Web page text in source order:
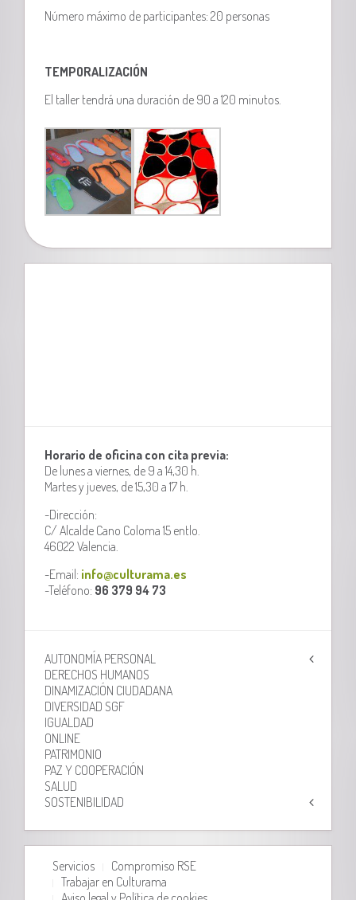
Número máximo de participantes: 20 personas
TEMPORALIZACIÓN
El taller tendrá una duración de 90 a 120 minutos.
Horario de oficina con cita previa:
De lunes a viernes, de 9 a 14,30 h.
Martes y jueves, de 15,30 a 17 h.
-Dirección:
C/ Alcalde Cano Coloma 15 entlo.
46022 Valencia.
-Email: info@culturama.es
-Teléfono: 96 379 94 73
AUTONOMÍA PERSONAL
DERECHOS HUMANOS
DINAMIZACIÓN CIUDADANA
DIVERSIDAD SGF
IGUALDAD
ONLINE
PATRIMONIO
PAZ Y COOPERACIÓN
SALUD
SOSTENIBILIDAD
Servicios
Compromiso RSE
Trabajar en Culturama